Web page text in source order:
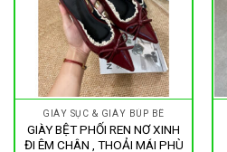
GIÀY SỤC & GIÀY BÚP BÊ
GIÀY BỆT PHỐI REN NƠ XINH
ĐI ÊM CHÂN , THOẢI MÁI PHÙ